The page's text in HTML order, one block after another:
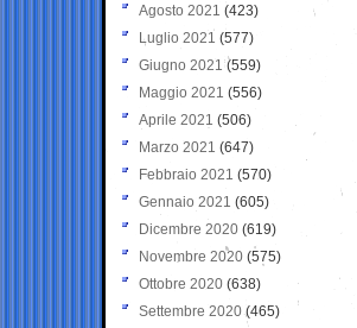
Agosto 2021 (423)
Luglio 2021 (577)
Giugno 2021(559)
Maggio 2021 (556)
Aprile 2021 (506)
Marzo 2021 (647)
Febbraio 2021 (570)
Gennaio 2021 (605)
Dicembre 2020 (619)
Novembre 2020 (575)
Ottobre 2020 (638)
Settembre 2020(465)